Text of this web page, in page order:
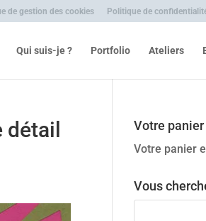
de gestion des cookies Politique de
Qui suis-je ? Portfolio Ateliers
Votre panier
Votre panier
Vous